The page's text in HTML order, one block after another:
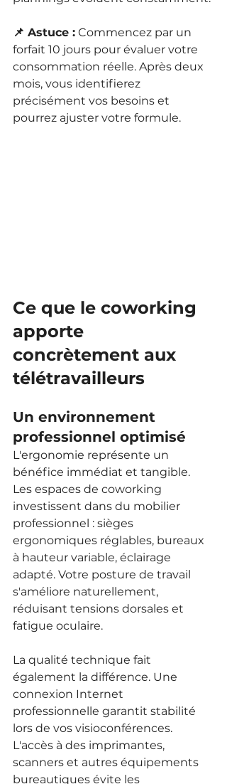
📌 Astuce : Commencez par un
forfait 10 jours pour évaluer votre
consommation réelle. Après deux
mois, vous identifierez
précisément vos besoins et
pourrez ajuster votre formule.
Ce que le coworking
apporte
concrètement aux
télétravailleurs
Un environnement
professionnel optimisé
L'ergonomie représente un
bénéfice immédiat et tangible.
Les espaces de coworking
investissent dans du mobilier
professionnel : sièges
ergonomiques réglables, bureaux
à hauteur variable, éclairage
adapté. Votre posture de travail
s'améliore naturellement,
réduisant tensions dorsales et
fatigue oculaire.
La qualité technique fait
également la différence. Une
connexion Internet
professionnelle garantit stabilité
lors de vos visioconférences.
L'accès à des imprimantes,
scanners et autres équipements
bureautiques évite les